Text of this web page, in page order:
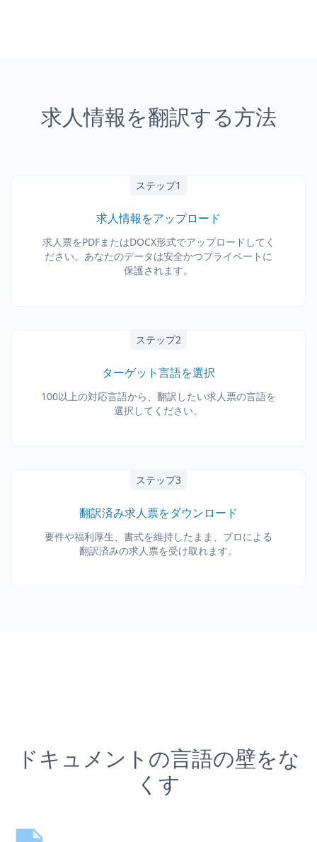
求人情報を翻訳する方法
ステップ1
求人情報をアップロード
求人票をPDFまたはDOCX形式でアップロードしてく
ださい。あなたのデータは安全かつプライベートに
保護されます。
ステップ2
ターゲット言語を選択
100以上の対応言語から、翻訳したい求人票の言語を
選択してください。
ステップ3
翻訳済み求人票をダウンロード
要件や福利厚生、書式を維持したまま、プロによる
翻訳済みの求人票を受け取れます。
ドキュメントの言語の壁をな
くす